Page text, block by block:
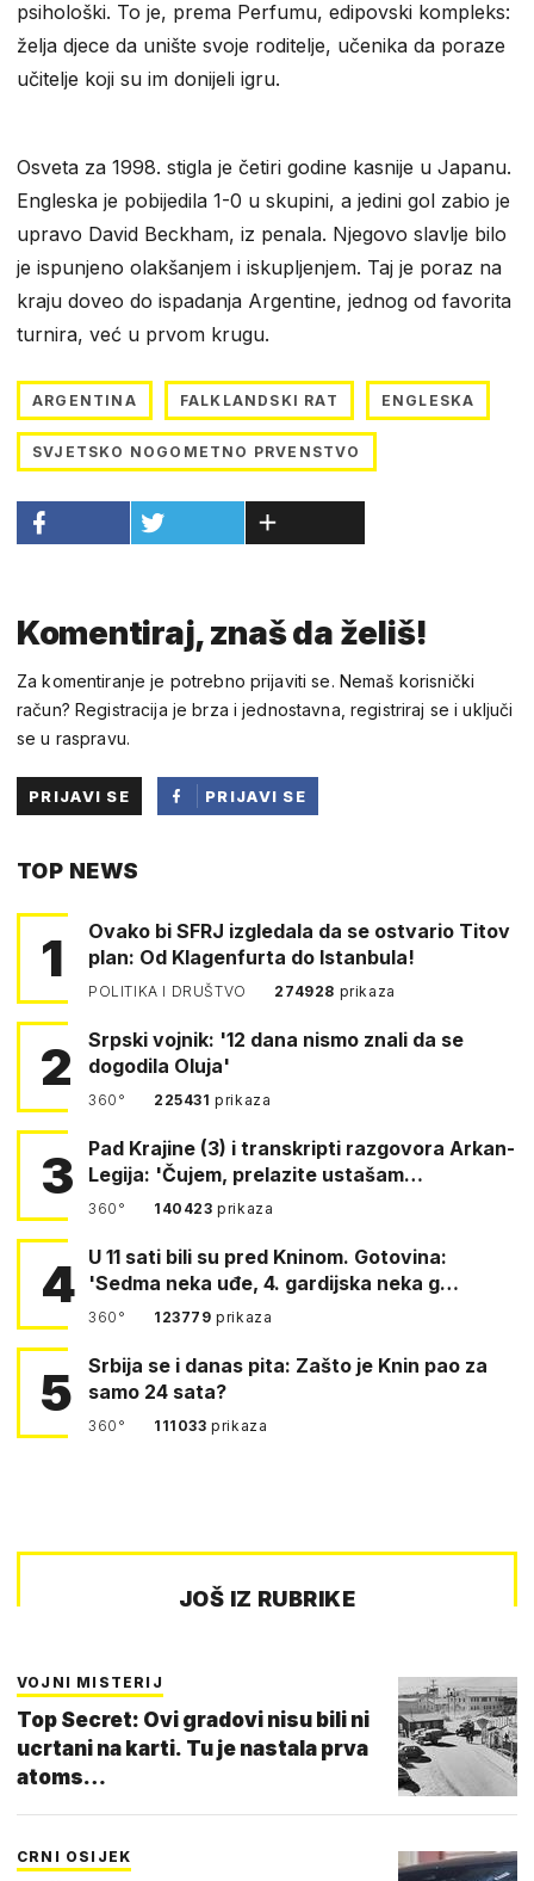
psihološki. To je, prema Perfumu, edipovski kompleks:
želja djece da unište svoje roditelje, učenika da poraze
učitelje koji su im donijeli igru.
Osveta za 1998. stigla je četiri godine kasnije u Japanu.
Engleska je pobijedila 1-0 u skupini, a jedini gol zabio je
upravo David Beckham, iz penala. Njegovo slavlje bilo
je ispunjeno olakšanjem i iskupljenjem. Taj je poraz na
kraju doveo do ispadanja Argentine, jednog od favorita
turnira, već u prvom krugu.
ARGENTINA FALKLANDSKI RAT ENGLESKA
SVJETSKO NOGOMETNO PRVENSTVO
Komentiraj, znaš da želiš!
Za komentiranje je potrebno prijaviti se. Nemaš korisnički
račun? Registracija je brza i jednostavna, registriraj se i uključi
se u raspravu.
PRIJAVI SE
PRIJAVI SE
TOP NEWS
1
Ovako bi SFRJ izgledala da se ostvario Titov
plan: Od Klagenfurta do Istanbula!
POLITIKA I DRUŠTVO 274928 prikaza
2
Srpski vojnik: '12 dana nismo znali da se
dogodila Oluja'
360° 225431prikaza
3
Pad Krajine (3) i transkripti razgovora Arkan-
Legija: 'Čujem, prelazite ustašam…
360° 140423prikaza
4 U 11 sati bili su pred Kninom. Gotovina:
'Sedma neka uđe, 4. gardijska neka g…
360° 123779prikaza
5
Srbija se i danas pita: Zašto je Knin pao za
samo 24 sata?
360° 111033prikaza
JOŠ IZ RUBRIKE
VOJNI MISTERIJ
Top Secret: Ovi gradovi nisu bili ni
ucrtani na karti. Tu je nastala prva
atoms…
CRNI OSIJEK